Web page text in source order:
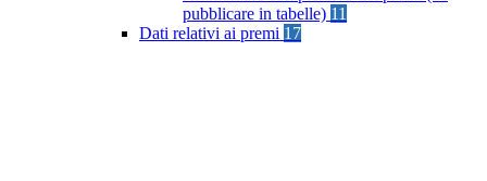
pubblicare in tabelle) 11
Dati relativi ai premi 17